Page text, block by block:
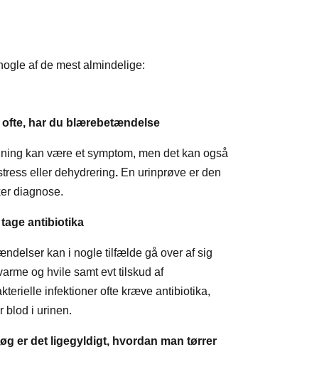
af de mest almindelige:
har du blærebetændelse
kan være et symptom, men det kan også
eller dehydrering.En urinprøve er den
diagnose.
antibiotika
kan i nogle tilfælde gå over af sig
og hvile samt evt tilskud af
infektioner ofte kræve antibiotika,
blod i urinen.
er det ligegyldigt, hvordan man tørrer